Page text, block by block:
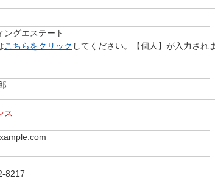
ングエステート
こちらをクリック してください。【個人】が入力され
ス
8217